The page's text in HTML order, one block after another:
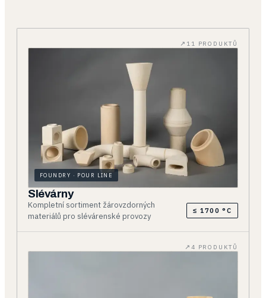
11 PRODUKTŮ
FOUNDRY · POUR LINE
Slévárny
Kompletní sortiment žárovzdorných
materiálů pro slévárenské provozy
≤ 1700 °C
4 PRODUKTŮ